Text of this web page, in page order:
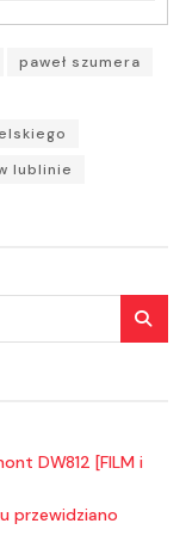
paweł szumera
lublinie
DW812 [FILM i
przewidziano